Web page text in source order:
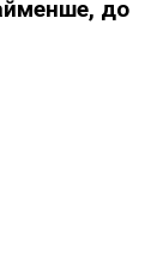
до